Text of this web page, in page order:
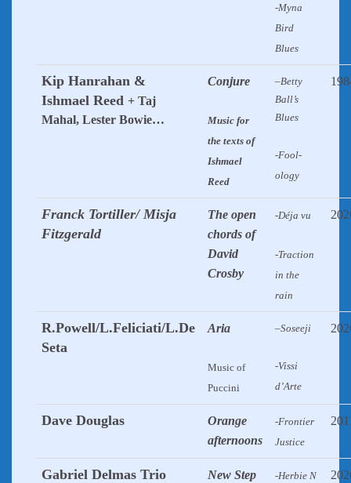
-Myna
Bird
Blues
Kip Hanrahan &
Ishmael Reed + Taj
Mahal, Lester Bowie…
Conjure
Music for
the texts of
Ishmael
Reed
–Betty
Ball’s
Blues
-Fool-
ology
Franck Tortiller/ Misja
Fitzgerald
The open
chords of
David
Crosby
-Déja vu
-Traction
in the
rain
R.Powell/L.Feliciati/L.De
Seta
Aria
Music of
Puccini
–Soseeji
-Vissi
d’Arte
Dave Douglas
Orange
afternoons
-Frontier
Justice
Gabriel Delmas Trio New Step
-Herbie N